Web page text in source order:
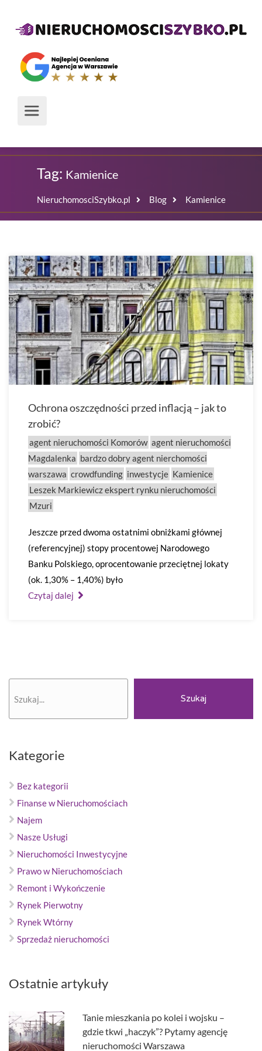
Tag: Kamienice
NieruchomosciSzybko.pl Blog Kamienice
Ochrona oszczędności przed inflacją – jak to
zrobić?
agent nieruchomości Komorów agent nieruchomości
Magdalenka bardzo dobry agent nierchomości
warszawa crowdfunding inwestycje Kamienice
Leszek Markiewicz ekspert rynku nieruchomości
Mzuri
Jeszcze przed dwoma ostatnimi obniżkami głównej
(referencyjnej) stopy procentowej Narodowego
Banku Polskiego, oprocentowanie przeciętnej lokaty
(ok. 1,30% – 1,40%) było
Czytaj dalej
Szukaj
Kategorie
Bez kategorii
Finanse w Nieruchomościach
Najem
Nasze Usługi
Nieruchomości Inwestycyjne
Prawo w Nieruchomościach
Remont i Wykończenie
Rynek Pierwotny
Rynek Wtórny
Sprzedaż nieruchomości
Ostatnie artykuły
Tanie mieszkania po kolei i wojsku –
gdzie tkwi „haczyk”? Pytamy agencję
nieruchomości Warszawa